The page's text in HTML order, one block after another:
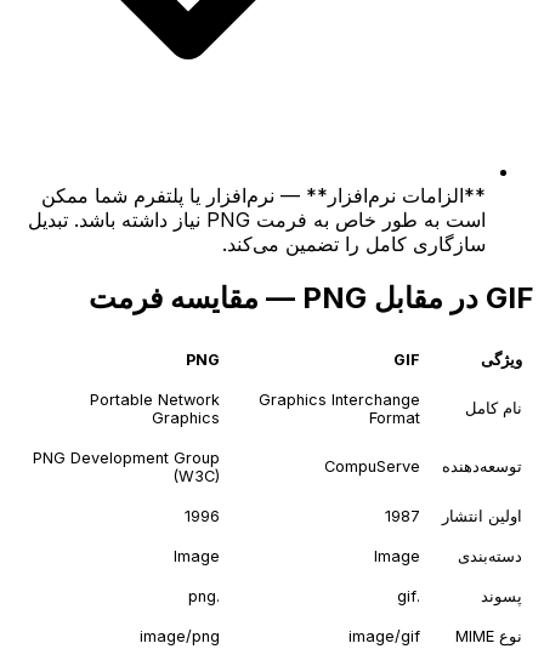
**الزامات نرم‌افزار** — نرم‌افزار یا پلتفرم شما ممکن
است به طور خاص به فرمت PNG نیاز داشته باشد. تبدیل
سازگاری کامل را تضمین می‌کند.
GIF در مقابل PNG — مقایسه فرمت
ویژگی GIF
PNG
نام کامل
Graphics Interchange
Format
Portable Network
Graphics
توسعه‌دهنده CompuServe
PNG Development Group
(W3C)
اولین انتشار 1987
1996
دسته‌بندی Image
Image
پسوند .gif
.png
نوع MIME image/gif
image/png